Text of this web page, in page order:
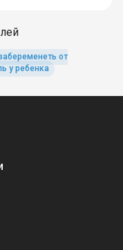
от
у ребенка